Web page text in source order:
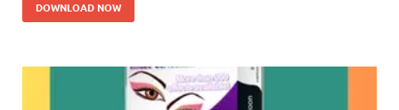
DOWNLOAD NOW